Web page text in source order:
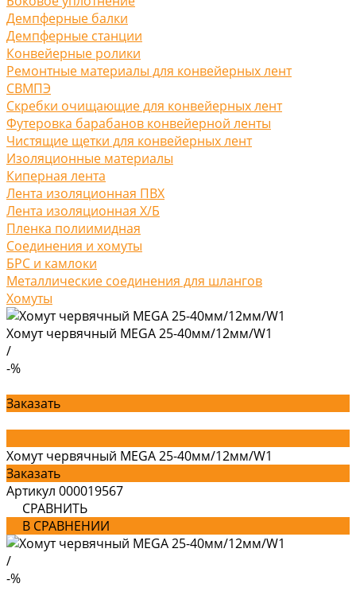
Демпферные балки
Демпферные станции
Конвейерные ролики
Ремонтные материалы для конвейерных лент
СВМПЭ
Скребки очищающие для конвейерных лент
Футеровка барабанов конвейерной ленты
Чистящие щетки для конвейерных лент
Изоляционные материалы
Киперная лента
Лента изоляционная ПВХ
Лента изоляционная Х/Б
Пленка полиимидная
Соединения и хомуты
БРС и камлоки
Металлические соединения для шлангов
Хомуты
Хомут червячный MEGA 25-40мм/12мм/W1
/
-%
Заказать
Хомут червячный MEGA 25-40мм/12мм/W1
Заказать
Артикул 000019567
СРАВНИТЬ
В СРАВНЕНИИ
/
-%